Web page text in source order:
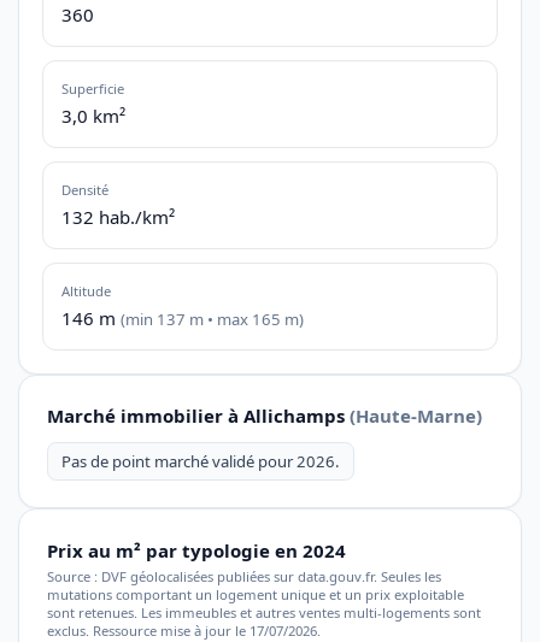
360
Superficie
3,0 km²
Densité
132 hab./km²
Altitude
146 m (min 137 m • max 165 m)
Marché immobilier à Allichamps (Haute-Marne)
Pas de point marché validé pour 2026.
Prix au m² par typologie en 2024
Source : DVF géolocalisées publiées sur data.gouv.fr. Seules les
mutations comportant un logement unique et un prix exploitable
sont retenues. Les immeubles et autres ventes multi-logements sont
exclus. Ressource mise à jour le 17/07/2026.